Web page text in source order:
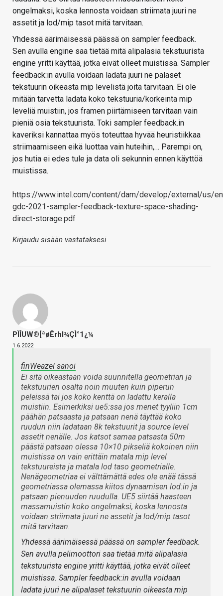
ongelmaksi, koska lennosta voidaan striimata juuri ne
assetit ja lod/mip tasot mitä tarvitaan.
Yhdessä äärimäisessä päässä on sampler feedback.
Sen avulla engine saa tietää mitä alipalasia tekstuurista
engine yritti käyttää, jotka eivät olleet muistissa. Sampler
feedback:in avulla voidaan ladata juuri ne palaset
tekstuurin oikeasta mip levelistä joita tarvitaan. Ei ole
mitään tarvetta ladata koko tekstuuria/korkeinta mip
leveliä muistiin, jos framen piirtämiseen tarvitaan vain
pieniä osia tekstuurista. Toki sampler feedback.in
kaveriksi kannattaa myös toteuttaa hyvää heuristiikkaa
striimaamiseen eikä luottaa vain huteihin,… Parempi on,
jos hutia ei edes tule ja data oli sekunnin ennen käyttöä
muistissa.
https://www.intel.com/content/dam/develop/external/us/
gdc-2021-sampler-feedback-texture-space-shading-
direct-storage.pdf
Kirjaudu sisään vastataksesi
PÌÎUW®[ªøËrhl¾ÇÌ°1¿¼
1.6.2022
finWeazel sanoi
Ei sitä oikeastaan voida suunnitella geometrian ja
tekstuurien osalta noin muuten kuin piperun
peleissä tai jos koko kenttä on ladattu keralla
muistiin. Esimerkiksi ue5:ssa jos menet tyyliin 1cm
päähän patsaasta ja patsaan nenä täyttää koko
ruudun niin ladataan 8k tekstuurit ja source level
assetit nenälle. Jos katsot samaa patsasta 50m
päästä patsaan olessa 10×10 pikseliä kokoinen niin
muistissa on vain erittäin matala mip level
tekstuureista ja matala lod taso geometrialle.
Nenägeometriaa ei välttämättä edes ole enää tässä
geometriassa olemassa kiitos dynaamisen lod:in ja
patsaan pienuuden ruudulla. UE5 siirtää haasteen
massamuistin koko ongelmaksi, koska lennosta
voidaan striimata juuri ne assetit ja lod/mip tasot
mitä tarvitaan.
Yhdessä äärimäisessä päässä on sampler feedback.
Sen avulla pelimoottori saa tietää mitä alipalasia
tekstuurista engine yritti käyttää, jotka eivät olleet
muistissa. Sampler feedback:in avulla voidaan
ladata juuri ne alipalaset tekstuurin oikeasta mip